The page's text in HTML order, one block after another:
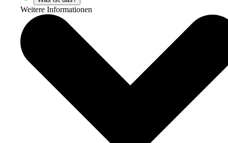
Weitere Informationen